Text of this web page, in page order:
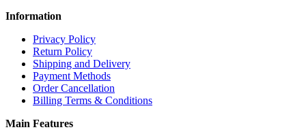
Information
Privacy Policy
Return Policy
Shipping and Delivery
Payment Methods
Order Cancellation
Billing Terms & Conditions
Main Features